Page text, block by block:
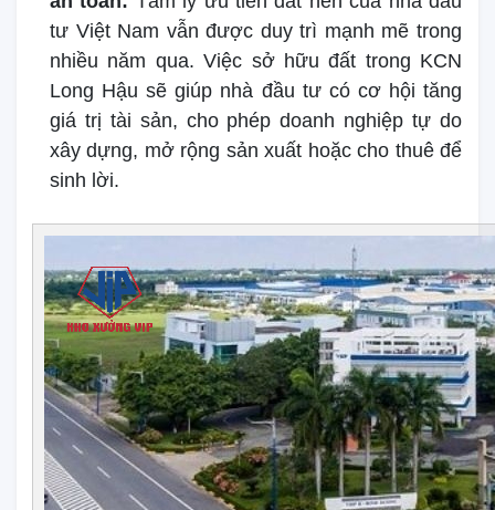
tư Việt Nam vẫn được duy trì mạnh mẽ trong
nhiều năm qua. Việc sở hữu đất trong KCN
Long Hậu sẽ giúp nhà đầu tư có cơ hội tăng
giá trị tài sản, cho phép doanh nghiệp tự do
xây dựng, mở rộng sản xuất hoặc cho thuê để
sinh lời.